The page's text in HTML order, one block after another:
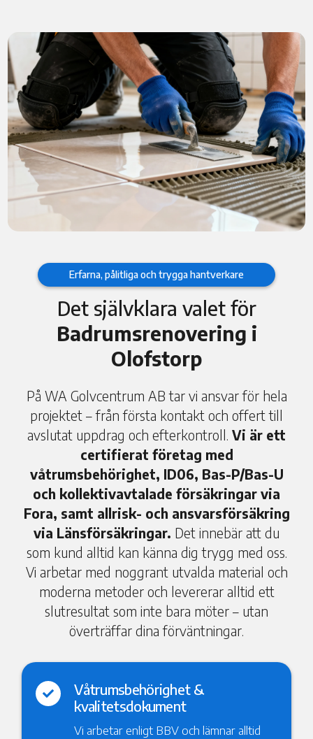
Erfarna, pålitliga och trygga hantverkare
Det självklara valet för
Badrumsrenovering i
Olofstorp
På WA Golvcentrum AB tar vi ansvar för hela
projektet – från första kontakt och offert till
avslutat uppdrag och efterkontroll. Vi är ett
certifierat företag med
våtrumsbehörighet, ID06, Bas-P/Bas-U
och kollektivavtalade försäkringar via
Fora, samt allrisk- och ansvarsförsäkring
via Länsförsäkringar. Det innebär att du
som kund alltid kan känna dig trygg med oss.
Vi arbetar med noggrant utvalda material och
moderna metoder och levererar alltid ett
slutresultat som inte bara möter – utan
överträffar dina förväntningar.

Våtrumsbehörighet &
kvalitetsdokument
Vi arbetar enligt BBV och lämnar alltid